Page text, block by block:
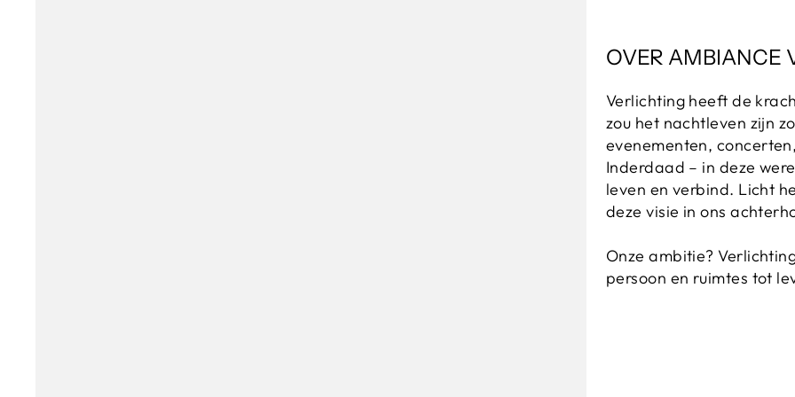
OVER AMBIANCE
Verlichting heeft de
zou het nachtleven zijn
evenementen,
Inderdaad – in deze
leven en verbind. Licht
deze visie in ons
Onze ambitie?
persoon en ruimtes tot